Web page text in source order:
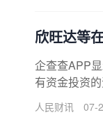
欣旺达等
企查查APP
有资金投资
人民财讯 07-